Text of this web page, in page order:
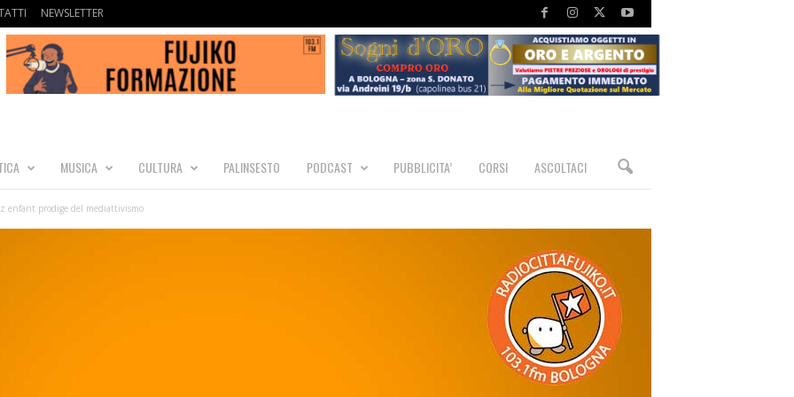
NEWSLETTER
MUSICA CULTURA PALINSESTO PODCAST PUBBLICITA’ CORSI ASCOLTACI
enfant prodige del mediattivismo